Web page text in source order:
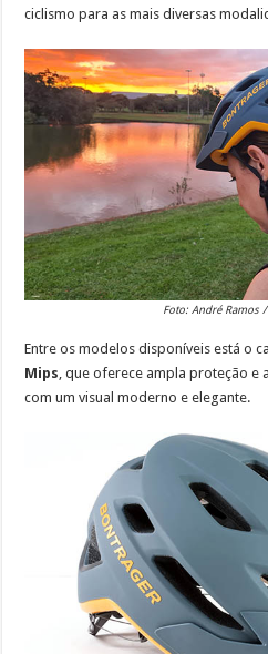
ciclismo para as mais diversas
Foto: André Ramos
Entre os modelos disponíveis está o
Mips, que oferece ampla proteção e
com um visual moderno e elegante.